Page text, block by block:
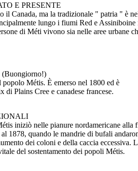
E PRESENTE
il Canada, ma la tradizionale " patria " è
lungo i fiumi Red e Assiniboine
di Méti vivono sia nelle aree urbane
(Buongiorno!)
Métis. È emerso nel 1800 ed è
di Plains Cree e canadese francese.
iniziò nelle pianure nordamericane alla
1878, quando le mandrie di bufali
dei coloni e della caccia eccessiva.
del sostentamento dei popoli Métis.